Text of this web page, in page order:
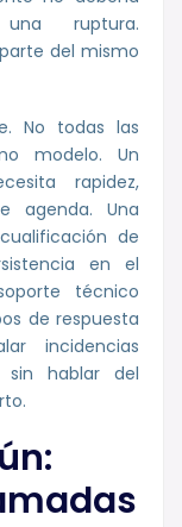
ruptura.
del mismo
No todas las
modelo. Un
rapidez,
agenda. Una
de
en el
técnico
de respuesta
incidencias
sin hablar del